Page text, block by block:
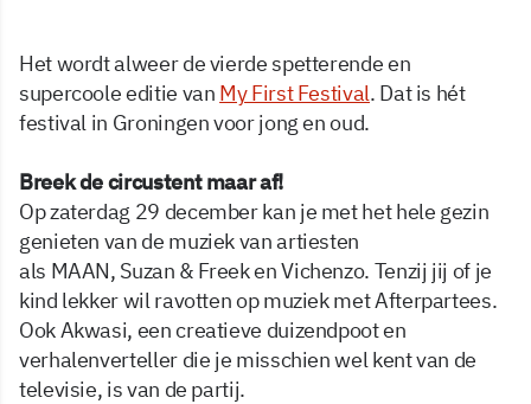
Het wordt alweer de vierde spetterende en
supercoole editie van My First Festival. Dat is hét
festival in Groningen voor jong en oud.
Breek de circustent maar af!
Op zaterdag 29 december kan je met het hele gezin
genieten van de muziek van artiesten
als MAAN, Suzan & Freek en Vichenzo. Tenzij jij of je
kind lekker wil ravotten op muziek met Afterpartees.
Ook Akwasi, een creatieve duizendpoot en
verhalenverteller die je misschien wel kent van de
televisie, is van de partij.